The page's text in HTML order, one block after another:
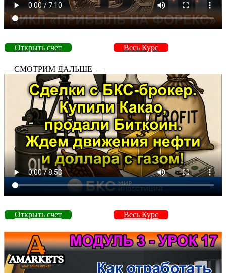
Открыть счет Весь Курс
— СМОТРИМ ДАЛЬШЕ —
Открыть счет Весь Курс